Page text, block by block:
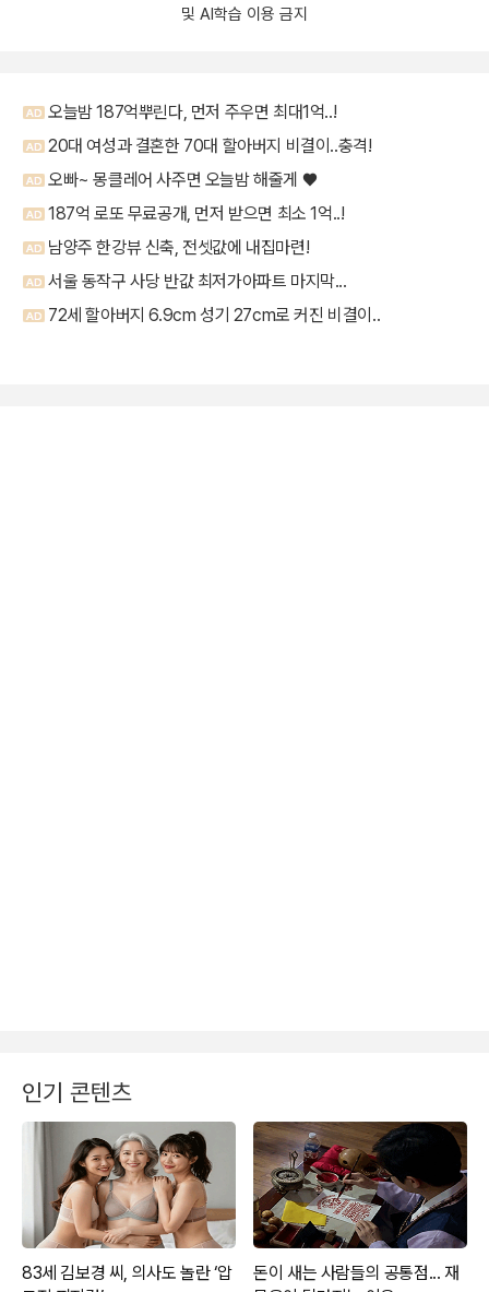
및 AI학습 이용 금지
인기 콘텐츠